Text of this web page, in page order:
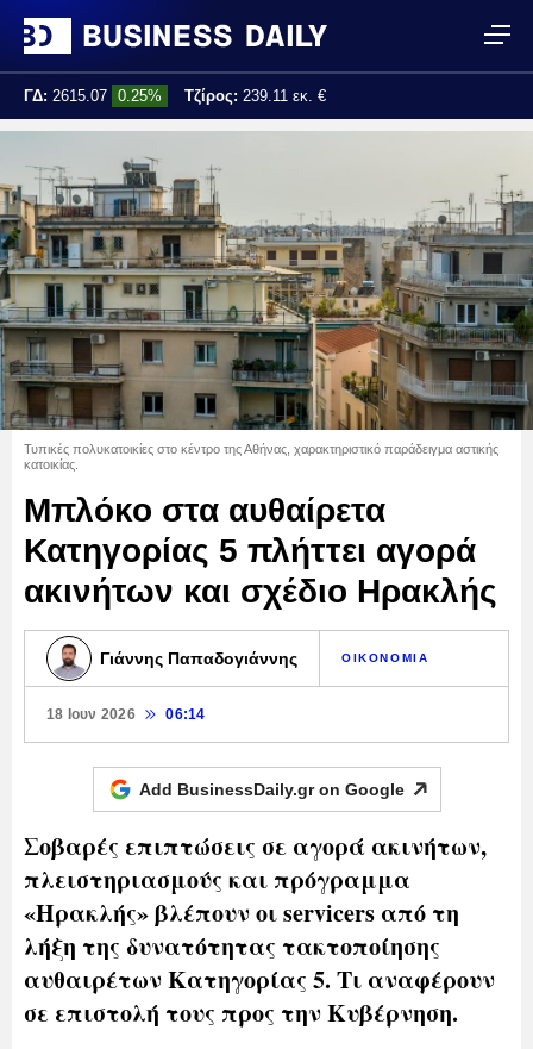
ΓΔ: 2615.07 0.25% Τζίρος: 239.11 εκ. €
Τυπικές πολυκατοικίες στο κέντρο της Αθήνας, χαρακτηριστικό παράδειγμα αστικής
κατοικίας.
Μπλόκο στα αυθαίρετα
Κατηγορίας 5 πλήττει αγορά
ακινήτων και σχέδιο Ηρακλής
Γιάννης Παπαδογιάννης ΟΙΚΟΝΟΜΙΑ
18 Ιουν 2026 06:14
Add BusinessDaily.gr on Google
Σοβαρές επιπτώσεις σε αγορά ακινήτων,
πλειστηριασμούς και πρόγραμμα
«Ηρακλής» βλέπουν οι servicers από τη
λήξη της δυνατότητας τακτοποίησης
αυθαιρέτων Κατηγορίας 5. Τι αναφέρουν
σε επιστολή τους προς την Κυβέρνηση.